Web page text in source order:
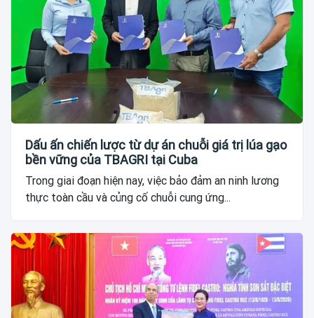
Dấu ấn chiến lược từ dự án chuỗi giá trị lúa gạo
bền vững của TBAGRI tại Cuba
Trong giai đoạn hiện nay, việc bảo đảm an ninh lương
thực toàn cầu và củng cố chuỗi cung ứng...